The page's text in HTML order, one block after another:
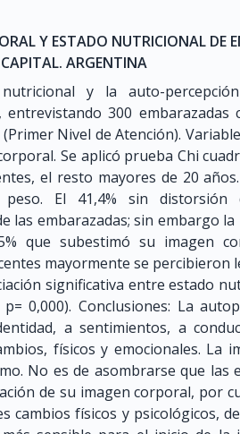
Y ESTADO NUTRICIONAL DE
ARGENTINA
y la auto-
entrevistando 300
Nivel de Atención).
Se aplicó prueba Chi
el resto mayores de 20
El 41,4% sin distorsión
las embarazadas; sin embargo
que subestimó su imagen
mayormente se percibieron
significativa entre estado
0,000). Conclusiones: La
a sentimientos, a
físicos y emocionales. La
No es de asombrarse que las
de su imagen corporal, por
cambios físicos y psicológicos,